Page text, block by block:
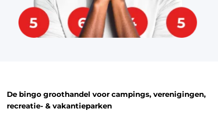
De bingo groothandel voor campings, verenigingen,
recreatie- & vakantieparken